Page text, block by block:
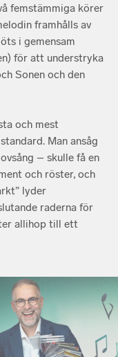
femstämmiga körer
framhålls av
i gemensam
för att understryka
Sonen och den
och mest
Man ansåg
– skulle få en
och röster, och
lyder
raderna för
allihop till ett